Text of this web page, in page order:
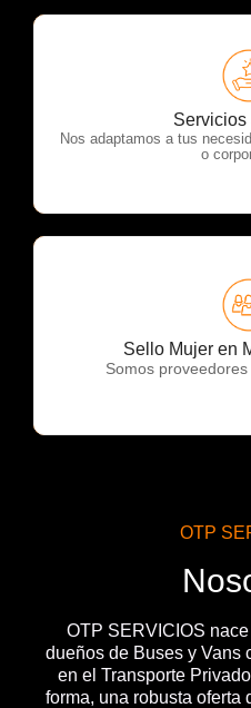
Servicios
Nos adaptamos a tus
o
OTP
Sello Mujer en
Somos proveedores
OTP
OTP
OTP SERVICIOS
dueños de Buses y Vans
en el Transporte
forma, una robusta oferta